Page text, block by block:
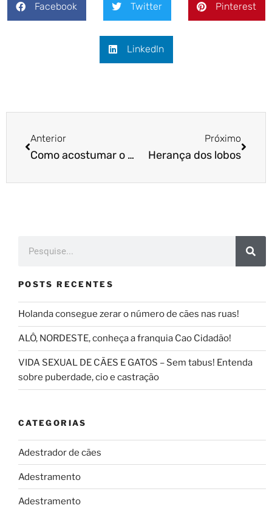
Facebook Twitter Pinterest
LinkedIn
Anterior
Como acostumar o papagaio a diversas pessoas
Próximo
Herança dos lobos
POSTS RECENTES
Holanda consegue zerar o número de cães nas ruas!
ALÔ, NORDESTE, conheça a franquia Cao Cidadão!
VIDA SEXUAL DE CÃES E GATOS – Sem tabus! Entenda
sobre puberdade, cio e castração
CATEGORIAS
Adestrador de cães
Adestramento
Adestramento